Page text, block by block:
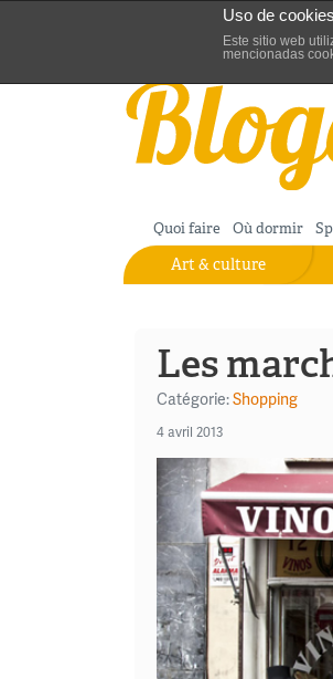
Uso de cookies
Este sitio web
mencionadas
Blog de turisme de Madrid
Quoi faire Où dormir
Art & culture
Les
Catégorie:Shopping
4 avril 2013